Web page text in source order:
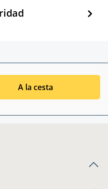
A la cesta